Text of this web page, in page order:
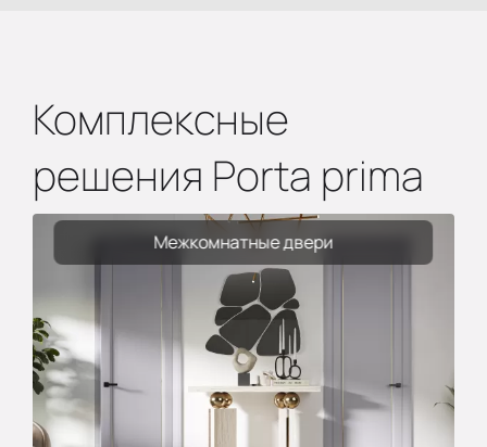
Комплексные
решения Porta prima
Межкомнатные двери